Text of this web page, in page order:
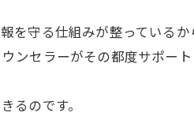
オンラインが鍵
プリの成功事例
合いを成功させる秘訣
守る仕組みが整っている
ンセラーがその都度サポー
るのです。